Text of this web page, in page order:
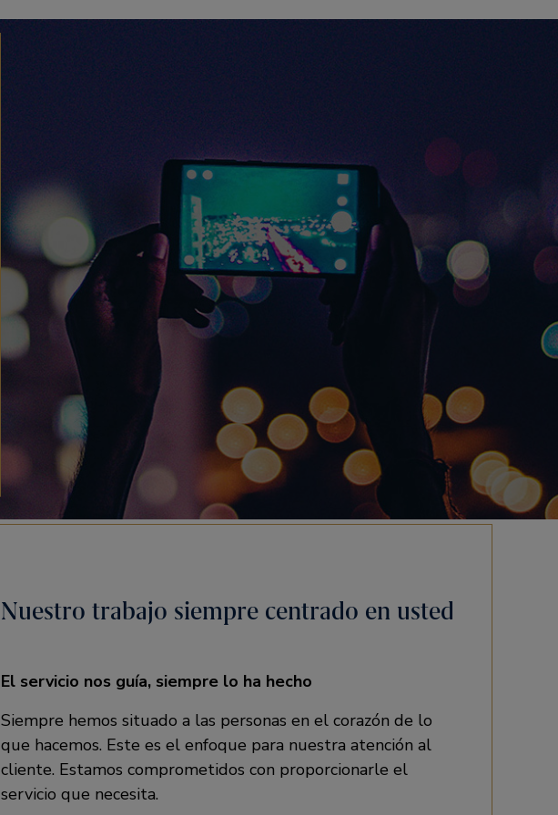
Nuestro trabajo siempre centrado en usted
El servicio nos guía, siempre lo ha hecho
Siempre hemos situado a las personas en el corazón de lo
que hacemos. Este es el enfoque para nuestra atención al
cliente. Estamos comprometidos con proporcionarle el
servicio que necesita.